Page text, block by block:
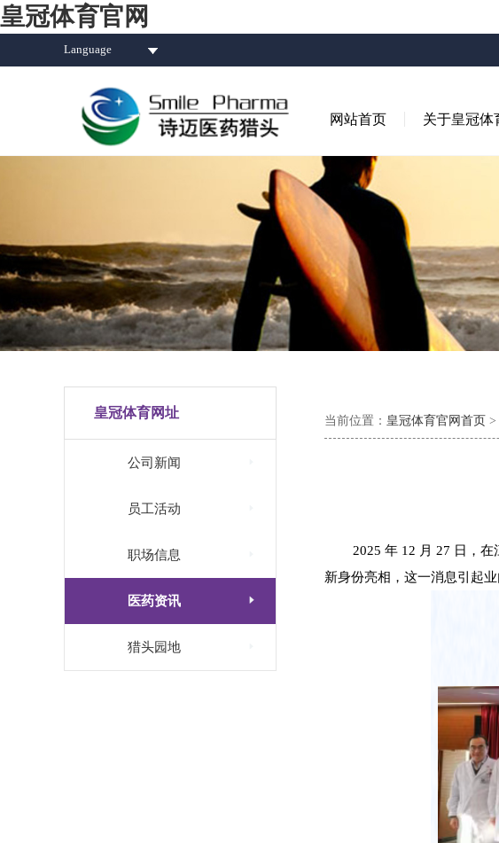
皇冠体育官网
Language
网站首页 关于皇冠体
皇冠体育网址
公司新闻
员工活动
职场信息
医药资讯 
猎头园地
当前位置： 皇冠体育官网首页 >
2025 年 12 月 27 日，
新身份亮相，这一消息引起业